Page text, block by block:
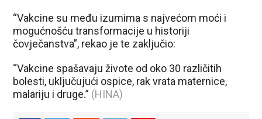
“Vakcine su među izumima s najvećom moći i
mogućnošću transformacije u historiji
čovječanstva”, rekao je te zaključio:
“Vakcine spašavaju živote od oko 30 različitih
bolesti, uključujući ospice, rak vrata maternice,
malariju i druge.” (HINA)